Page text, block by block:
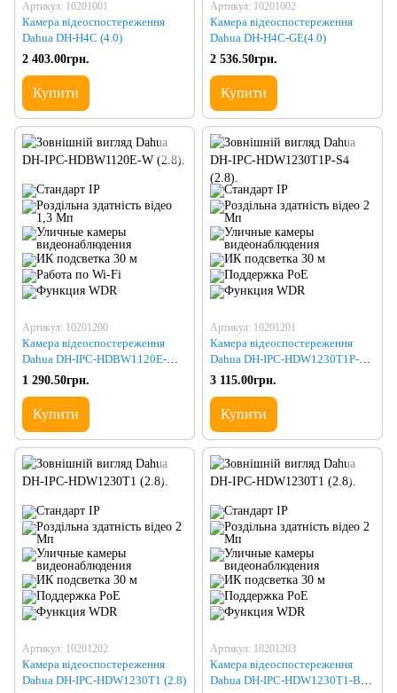
Артикул: 10201001
Камера відеоспостереження
Dahua DH-H4C (4.0)
2 403.00грн.
Купити
Артикул: 10201002
Камера відеоспостереження
Dahua DH-H4C-GE(4.0)
2 536.50грн.
Купити
Артикул: 10201200
Камера відеоспостереження
Dahua DH-IPC-HDBW1120E-W
(2.8)
1 290.50грн.
Купити
Артикул: 10201201
Камера відеоспостереження
Dahua DH-IPC-HDW1230T1P-S4
(2.8)
3 115.00грн.
Купити
Артикул: 10201202
Камера відеоспостереження
Dahua DH-IPC-HDW1230T1 (2.8)
Артикул: 10201203
Камера відеоспостереження
Dahua DH-IPC-HDW1230T1-BE